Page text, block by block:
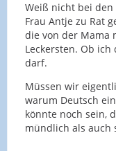
Weiß nicht bei
Frau Antje zu Rat
die von der Mama
Leckersten. Ob
darf.
Müssen wir
warum Deutsch
könnte noch sein,
mündlich als auch